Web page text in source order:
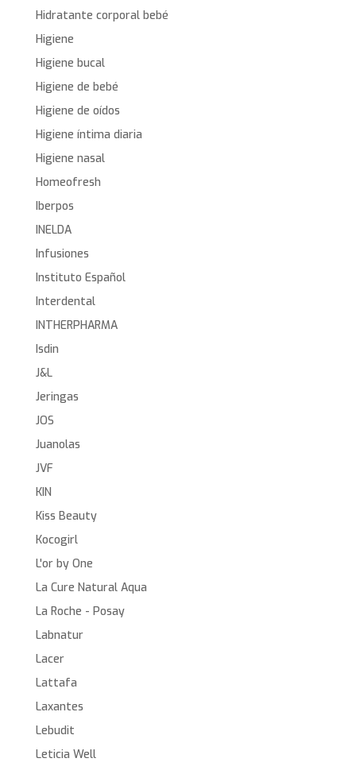
Hidratante corporal bebé
Higiene
Higiene bucal
Higiene de bebé
Higiene de oídos
Higiene íntima diaria
Higiene nasal
Homeofresh
Iberpos
INELDA
Infusiones
Instituto Español
Interdental
INTHERPHARMA
Isdin
J&L
Jeringas
JOS
Juanolas
JVF
KIN
Kiss Beauty
Kocogirl
L'or by One
La Cure Natural Aqua
La Roche - Posay
Labnatur
Lacer
Lattafa
Laxantes
Lebudit
Leticia Well